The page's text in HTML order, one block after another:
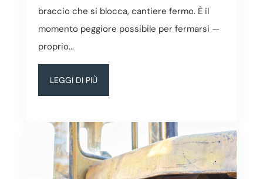
braccio che si blocca, cantiere fermo. È il
momento peggiore possibile per fermarsi —
proprio...
LEGGI DI PIÙ